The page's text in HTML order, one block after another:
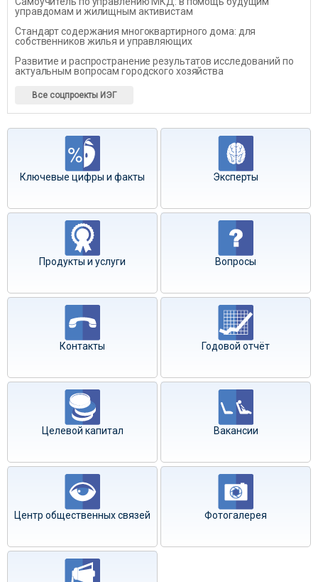
управдомам и жилищным активистам
Стандарт содержания многоквартирного дома: для
собственников жилья и управляющих
Развитие и распространение результатов исследований по
актуальным вопросам городского хозяйства
Все соцпроекты ИЭГ
Ключевые цифры и факты Эксперты
Продукты и услуги Вопросы
Контакты Годовой отчёт
Целевой капитал Вакансии
Центр общественных связей Фотогалерея